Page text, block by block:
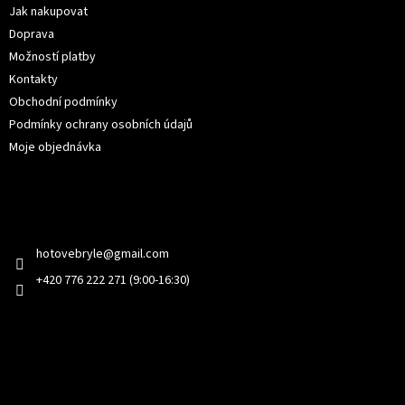
Jak nakupovat
Doprava
Možností platby
Kontakty
Obchodní podmínky
Podmínky ochrany osobních údajů
Moje objednávka
hotovebryle@gmail.com
+420 776 222 271 (9:00-16:30)